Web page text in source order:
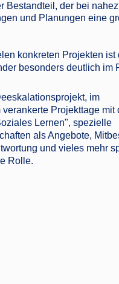
Bestandteil, der bei
und Planungen eine
konkreten Projekten ist
besonders deutlich im
im
Projekttage mit
Lernen", spezielle
als Angebote,
und vieles mehr
Rolle.